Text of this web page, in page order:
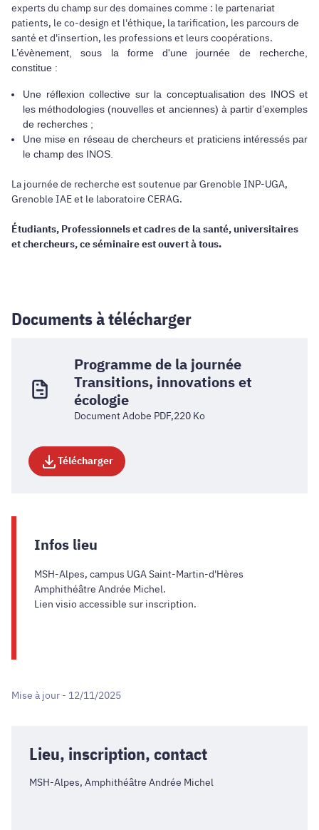
experts du champ sur des domaines comme : le partenariat
patients, le co-design et l'éthique, la tarification, les parcours de
santé et d'insertion, les professions et leurs coopérations.
L’évènement, sous la forme d'une journée de recherche,
constitue :
Une réflexion collective sur la conceptualisation des INOS et
les méthodologies (nouvelles et anciennes) à partir d’exemples
de recherches ;
Une mise en réseau de chercheurs et praticiens intéressés par
le champ des INOS.
La journée de recherche est soutenue par Grenoble INP-UGA,
Grenoble IAE et le laboratoire CERAG.
Étudiants, Professionnels et cadres de la santé, universitaires
et chercheurs, ce séminaire est ouvert à tous.
Documents à télécharger
Programme de la journée
Transitions, innovations et
écologie
Document Adobe PDF,220 Ko
Télécharger
Infos lieu
MSH-Alpes, campus UGA Saint-Martin-d'Hères
Amphithéâtre Andrée Michel.
Lien visio accessible sur inscription.
Mise à jour - 12/11/2025
Lieu, inscription, contact
MSH-Alpes, Amphithéâtre Andrée Michel